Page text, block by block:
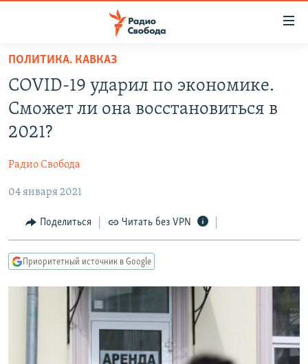
упрощенного
доступа
Вернуться
основному
Вернутся
навигации
Вернутся
поиску
АВТОРСКИЕ ПРОЕКТЫ
МНЕНИЯ
КУЛЬТУРА
IDEL.РЕАЛИИ
СЕВЕР.РЕАЛИИ
СИБИРЬ.РЕАЛИИ
РАСПИСАНИЕ ВЕЩАНИЯ
ПОДПИШИТЕСЬ НА РАССЫЛКУ
ПОЛИТИКА. КАВКАЗ
COVID-19 ударил по экономике.
Сможет ли она восстановиться в
2021?
Радио Свобода
04 января 2021
Поделиться Читать без VPN
Приоритетный источник в Google